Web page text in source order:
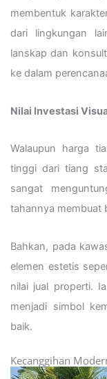
membentuk
dari lingkungan
lanskap dan
ke dalam
Nilai Investasi
Walaupun harga
tinggi dari tiang
sangat
tahannya membuat
Bahkan, pada
elemen estetis
nilai jual properti.
menjadi simbol
baik.
Kecanggihan